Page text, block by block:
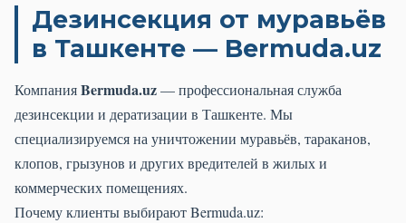
Дезинсекция от муравьёв
в Ташкенте — Bermuda.uz
КомпанияBermuda.uz— профессиональная служба
дезинсекции и дератизации в Ташкенте. Мы
специализируемся на уничтожении муравьёв, тараканов,
клопов, грызунов и других вредителей в жилых и
коммерческих помещениях.
Почему клиенты выбирают Bermuda.uz: